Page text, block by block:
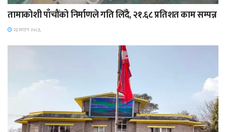
तामाकोशी पाँचौंको निर्माणले गति लिँदै, २१.६८ प्रतिशत काम सम्पन्न
२३ साउन २०८३,